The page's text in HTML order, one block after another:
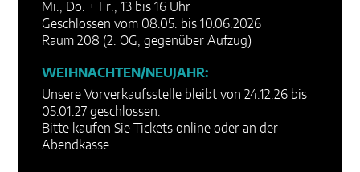
Mi., Do. + Fr., 13 bis 16 Uhr
Geschlossen vom 08.05. bis 10.06.2026
Raum 208 (2. OG, gegenüber Aufzug)
WEIHNACHTEN/NEUJAHR:
Unsere Vorverkaufsstelle bleibt von 24.12.26 bis
05.01.27 geschlossen.
Bitte kaufen Sie Tickets online oder an der
Abendkasse.